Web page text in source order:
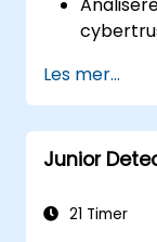
Utføre
Benytte
(TIPs)
Les mer...
Junior
21 Timer